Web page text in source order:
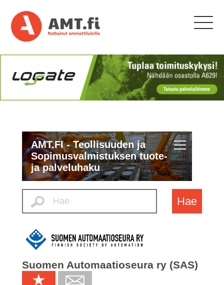
AMT.FI - Teollisuuden ja
Sopimusvalmistuksen tuote-
ja palveluhaku
Hae
Suomen Automaatioseura ry (SAS)